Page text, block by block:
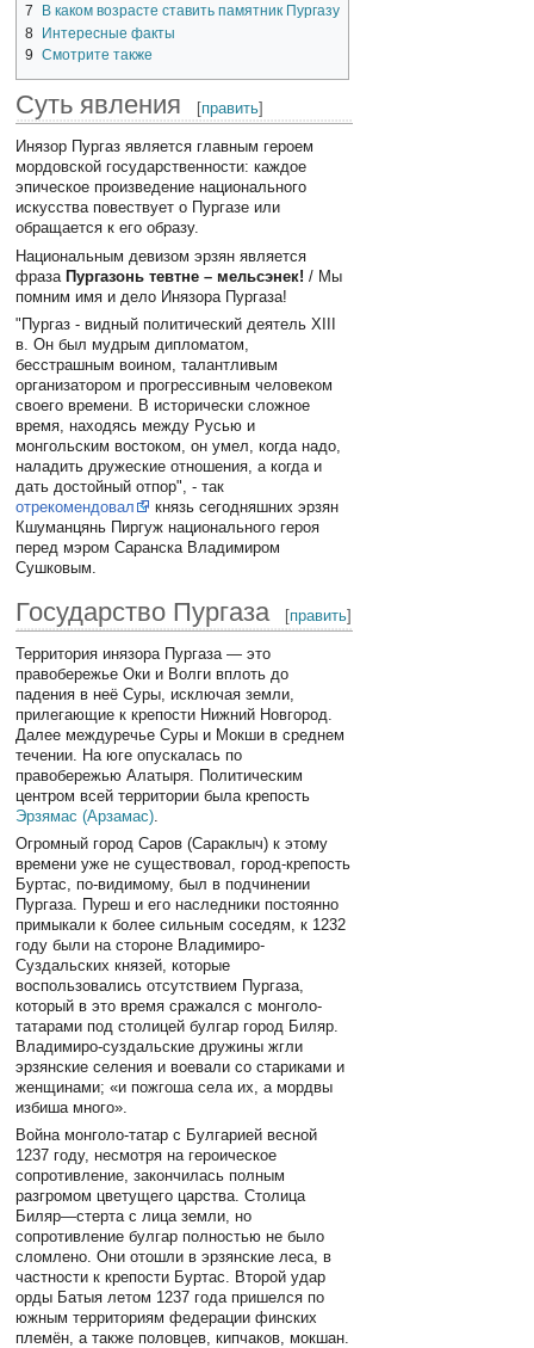
7
В каком возрасте ставить памятник Пургазу
8 Интересные факты
9
Смотрите также
Суть явления [править]
Инязор Пургаз является главным героем
мордовской государственности: каждое
эпическое произведение национального
искусства повествует о Пургазе или
обращается к его образу.
Национальным девизом эрзян является
фраза Пургазонь тевтне – мельсэнек! / Мы
помним имя и дело Инязора Пургаза!
"Пургаз - видный политический деятель ХIII
в. Он был мудрым дипломатом,
бесстрашным воином, талантливым
организатором и прогрессивным человеком
своего времени. В исторически сложное
время, находясь между Русью и
монгольским востоком, он умел, когда надо,
наладить дружеские отношения, а когда и
дать достойный отпор", - так
отрекомендовал
князь сегодняшних эрзян
Кшуманцянь Пиргуж национального героя
перед мэром Саранска Владимиром
Сушковым.
Государство Пургаза [править]
Территория инязора Пургаза — это
правобережье Оки и Волги вплоть до
падения в неё Суры, исключая земли,
прилегающие к крепости Нижний Новгород.
Далее междуречье Суры и Мокши в среднем
течении. На юге опускалась по
правобережью Алатыря. Политическим
центром всей территории была крепость
Эрзямас (Арзамас)
Огромный город Саров (Сараклыч) к этому
времени уже не существовал, город-крепость
Буртас, по-видимому, был в подчинении
Пургаза. Пуреш и его наследники постоянно
примыкали к более сильным соседям, к 1232
году были на стороне Владимиро-
Суздальских князей, которые
воспользовались отсутствием Пургаза,
который в это время сражался с монголо-
татарами под столицей булгар город Биляр.
Владимиро-суздальские дружины жгли
эрзянские селения и воевали со стариками и
женщинами; «и пожгоша села их, а мордвы
избиша много».
Война монголо-татар с Булгарией весной
1237 году, несмотря на героическое
сопротивление, закончилась полным
разгромом цветущего царства. Столица
Биляр—стерта с лица земли, но
сопротивление булгар полностью не было
сломлено. Они отошли в эрзянские леса, в
частности к крепости Буртас. Второй удар
орды Батыя летом 1237 года пришелся по
южным территориям федерации финских
племён, а также половцев, кипчаков, мокшан.